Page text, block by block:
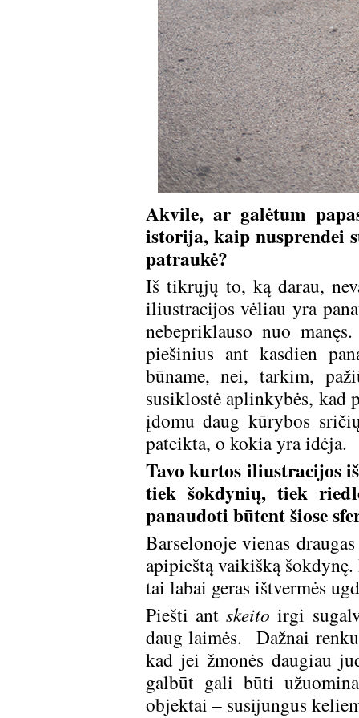
Akvile, ar galėtum
istorija, kaip nusprendei
patraukė?
Iš tikrųjų to, ką darau,
iliustracijos vėliau yra
nebepriklauso nuo
piešinius ant kasdien
būname, nei, tarkim,
susiklostė aplinkybės, kad
įdomu daug kūrybos
pateikta, o kokia yra idėja.
Tavo kurtos iliustracijos
tiek šokdynių, tiek
panaudoti būtent šiose
Barselonoje vienas
apipieštą vaikišką
tai labai geras ištvermės
Piešti ant skeitoirgi
daug laimės. Dažnai
kad jei žmonės daugiau
galbūt gali būti
objektai – susijungus